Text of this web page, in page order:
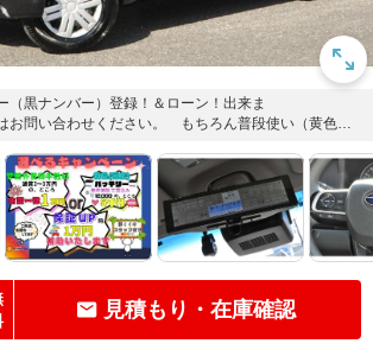
（黒ナンバー）登録！＆ローン！出来ま
お問い合わせください。 もちろん普段使い（黄色ナ
見積もり・在庫確認